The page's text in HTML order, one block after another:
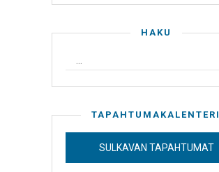
HAKU
TAPAHTUMAKALENTERI
SULKAVAN TAPAHTUMAT